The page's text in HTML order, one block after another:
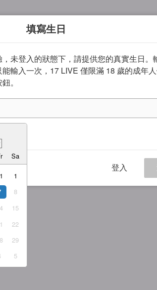
填寫生日
未登入的狀態下，請提供您的真實生日。
輸入一次，17 LIVE 僅限滿 18 歲的成年人
。
Sa
1
8
15
22
29
5
登入